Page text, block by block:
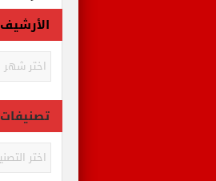
الأرشيف
الأرشيف
تصنيفات
تصنيفات